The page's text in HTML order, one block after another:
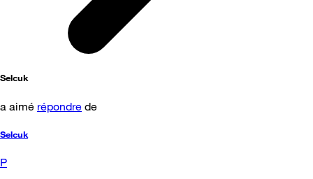
Selcuk
a aimé répondre de
Selcuk
P